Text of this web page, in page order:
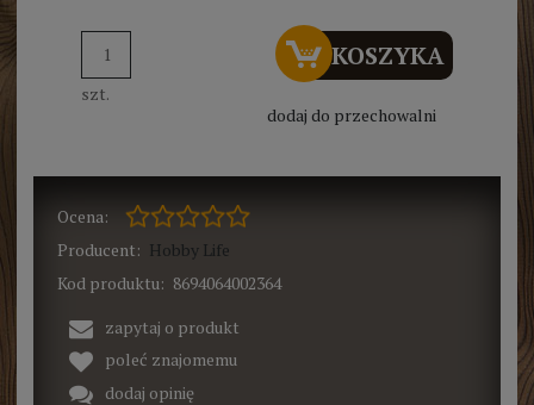
szt.
DO KOSZYKA
dodaj do przechowalni
Ocena:
Producent: Hobby Life
Kod produktu: 8694064002364
zapytaj o produkt
poleć znajomemu
dodaj opinię